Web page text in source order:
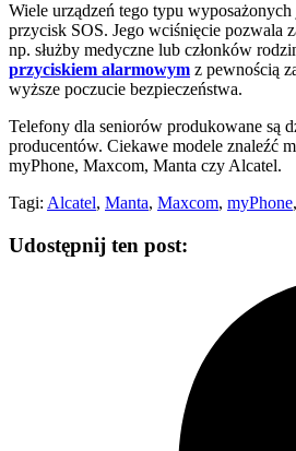
Wiele urządzeń tego typu
przycisk SOS. Jego wciśnięcie pozwala
np. służby medyczne lub członków
przyciskiem alarmowym z pewnością
wyższe poczucie bezpieczeństwa.
Telefony dla seniorów produkowane są
producentów. Ciekawe modele znaleźć
myPhone, Maxcom, Manta czy Alcatel.
Tagi: Alcatel, Manta, Maxcom, myPhone,
Udostępnij ten post: